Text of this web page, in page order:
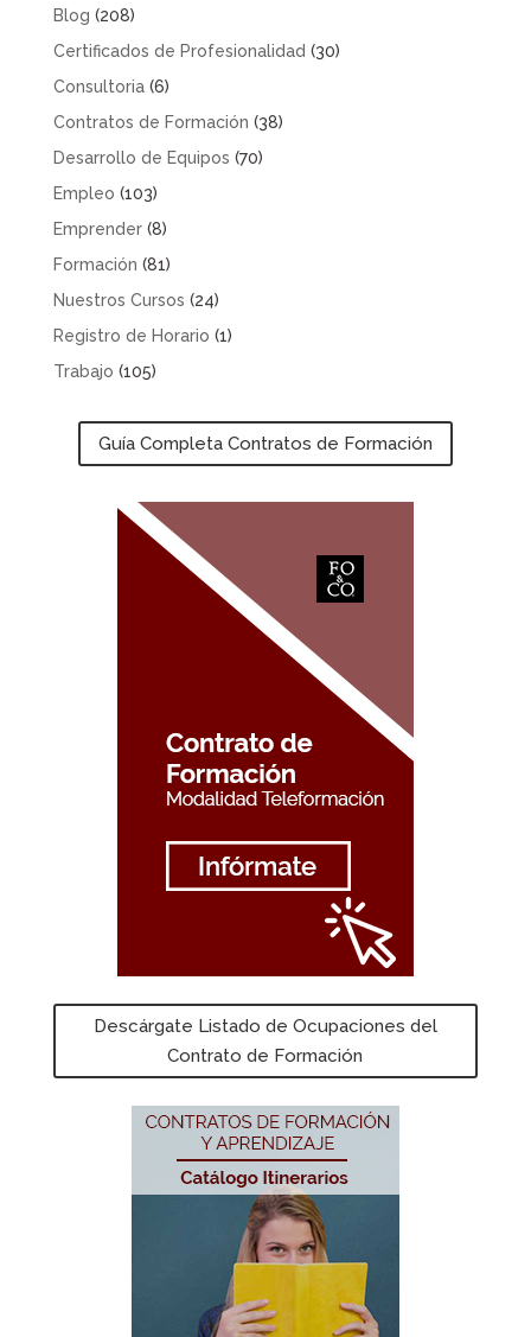
Blog (208)
Certificados de Profesionalidad (30)
Consultoria(6)
Contratos de Formación (38)
Desarrollo de Equipos (70)
Empleo (103)
Emprender(8)
Formación (81)
Nuestros Cursos (24)
Registro de Horario (1)
Trabajo (105)
Guía Completa Contratos de Formación
Descárgate Listado de Ocupaciones del
Contrato de Formación